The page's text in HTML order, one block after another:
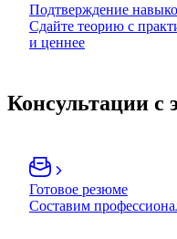
Подтверждение
Сдайте теорию с
и ценнее
Консультации с
Готовое резюме
Составим